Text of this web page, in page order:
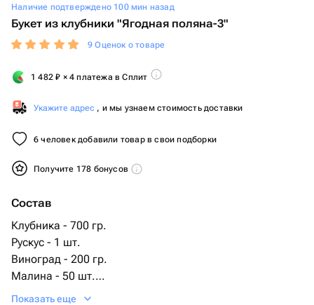
Наличие подтверждено 100 мин назад
Букет из клубники "Ягодная поляна-3"
9 Оценок о товаре
1 482₽ × 4 платежа в Сплит
Укажите адрес , и мы узнаем стоимость доставки
6 человек добавили товар в свои подборки
Получите 178 бонусов
Состав
Клубника - 700 гр.
Рускус - 1 шт.
Виноград - 200 гр.
Малина - 50 шт.
Черешня горсть - 1 шт.
Показать еще